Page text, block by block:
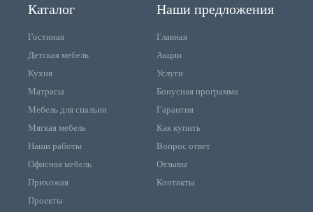
Каталог
Гостиная
Детская мебель
Кухня
Матрасы
Мебель для спальни
Мягкая мебель
Наши работы
Офисная мебель
Прихожая
Проекты
Наши предложения
Главная
Акции
Услуги
Бонусная программа
Гарантия
Как купить
Вопрос ответ
Отзывы
Контакты